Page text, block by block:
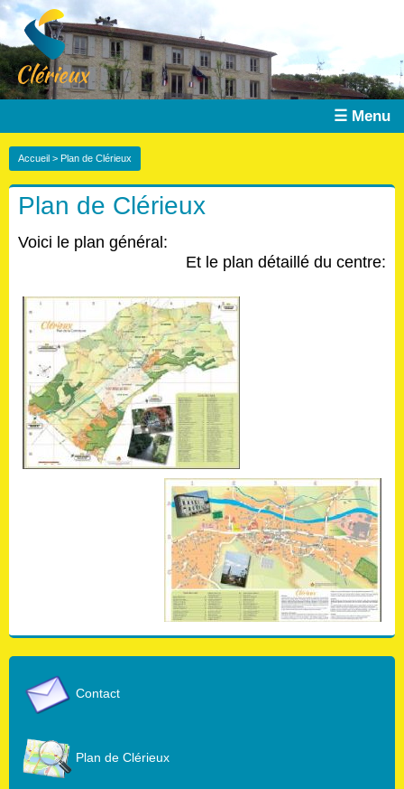
☰ Menu
Accueil > Plan de Clérieux
Plan de Clérieux
Voici le plan général:
Et le plan détaillé du centre:
Contact
Plan de Clérieux